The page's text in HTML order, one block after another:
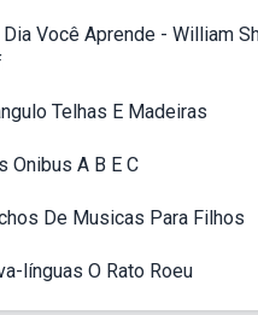
Dia Você Aprende - William
Telhas E Madeiras
Onibus A B E C
De Musicas Para Filhos
línguas O Rato Roeu